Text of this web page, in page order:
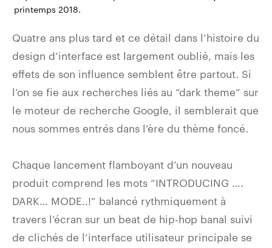
printemps 2018.
Quatre ans plus tard et ce détail dans l’histoire du
design d’interface est largement oublié, mais les
effets de son influence semblent être partout. Si
l’on se fie aux recherches liés au “dark theme” sur
le moteur de recherche Google, il semblerait que
nous sommes entrés dans l’ère du thème foncé.
Chaque lancement flamboyant d’un nouveau
produit comprend les mots “INTRODUCING ….
DARK… MODE..!” balancé rythmiquement à
travers l’écran sur un beat de hip-hop banal suivi
de clichés de l’interface utilisateur principale se